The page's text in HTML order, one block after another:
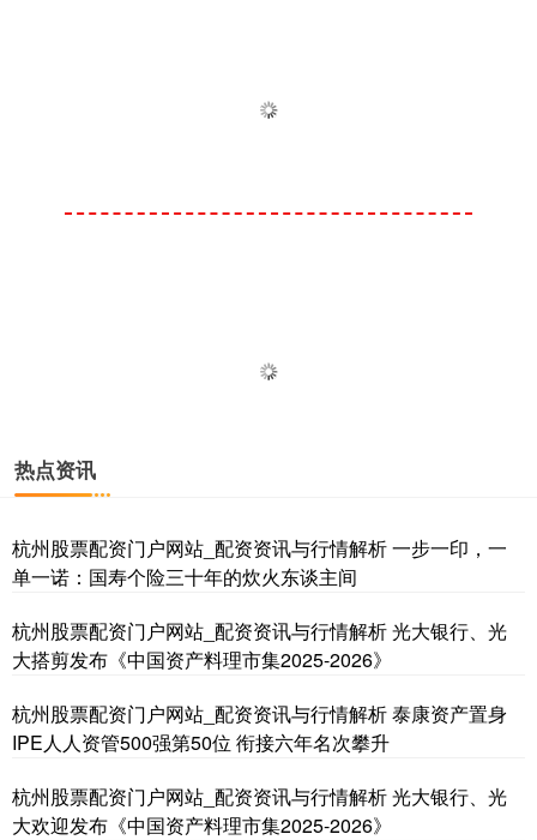
热点资讯
杭州股票配资门户网站_配资资讯与行情解析 一步一印，一
单一诺：国寿个险三十年的炊火东谈主间
杭州股票配资门户网站_配资资讯与行情解析 光大银行、光
大搭剪发布《中国资产料理市集2025-2026》
杭州股票配资门户网站_配资资讯与行情解析 泰康资产置身
IPE人人资管500强第50位 衔接六年名次攀升
杭州股票配资门户网站_配资资讯与行情解析 光大银行、光
大欢迎发布《中国资产料理市集2025-2026》